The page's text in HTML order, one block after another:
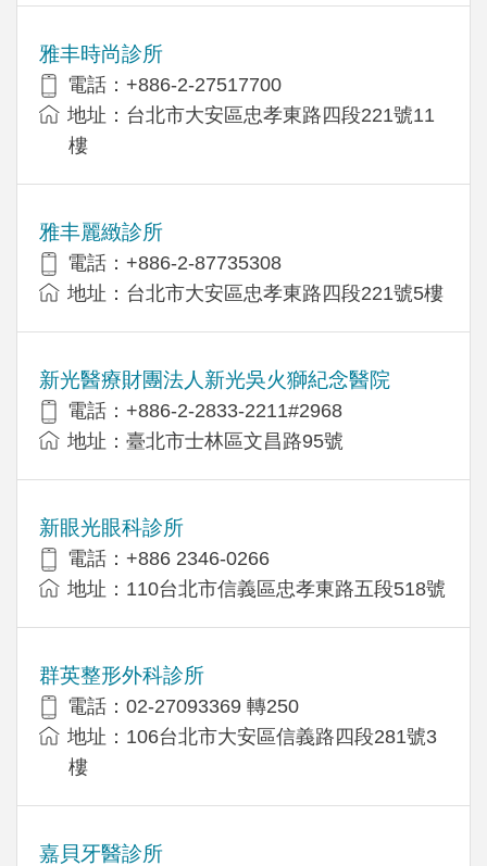
雅丰時尚診所
電話：+886-2-27517700
地址：台北市大安區忠孝東路四段221號11
樓
雅丰麗緻診所
電話：+886-2-87735308
地址：台北市大安區忠孝東路四段221號5樓
新光醫療財團法人新光吳火獅紀念醫院
電話：+886-2-2833-2211#2968
地址：臺北市士林區文昌路95號
新眼光眼科診所
電話：+886 2346-0266
地址：110台北市信義區忠孝東路五段518號
群英整形外科診所
電話：02-27093369 轉250
地址：106台北市大安區信義路四段281號3
樓
嘉貝牙醫診所